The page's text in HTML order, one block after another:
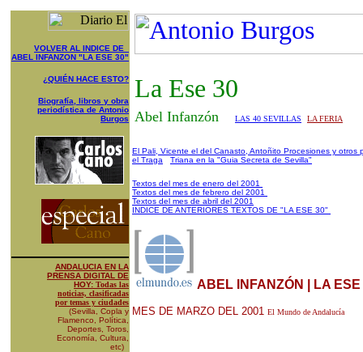
VOLVER AL INDICE DE
ABEL INFANZON "LA ESE 30"
¿QUIÉN HACE ESTO?
Biografía, libros y obra
periodística de Antonio
Burgos
ANDALUCIA EN LA
PRENSA DIGITAL DE
HOY: Todas las
noticias, clasificadas
por temas y ciudades
(Sevilla, Copla y
Flamenco, Política,
Deportes, Toros,
Economía, Cultura,
etc)
La Ese 30
Abel Infanzón LAS 40 SEVILLAS LA FERIA
El Pali, Vicente el del Canasto, Antoñito Procesiones y otros
el Traga
Triana en la "Guia Secreta de Sevilla"
Textos del mes de enero del 2001
Textos del mes de febrero del 2001
Textos del mes de abril del 2001
INDICE DE ANTERIORES TEXTOS DE "LA ESE 30"
ABEL INFANZÓN | LA ESE
MES DE MARZO DEL 2001 El Mundo de Andalucía